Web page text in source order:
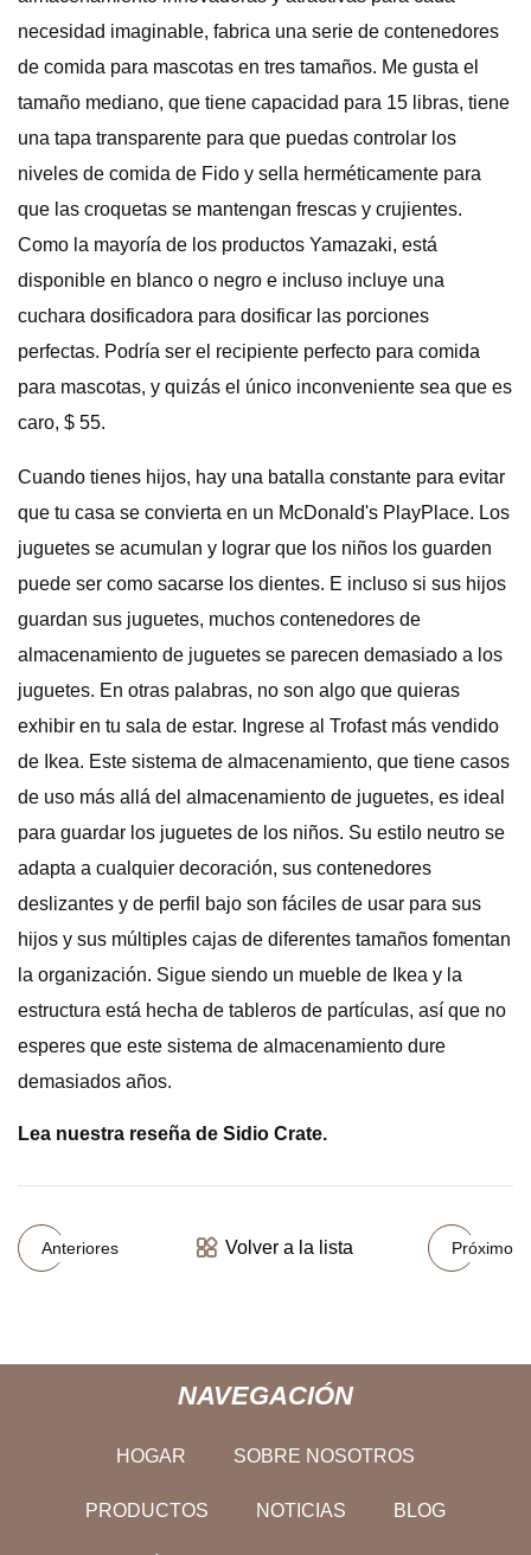
necesidad imaginable, fabrica una serie de contenedores
de comida para mascotas en tres tamaños. Me gusta el
tamaño mediano, que tiene capacidad para 15 libras, tiene
una tapa transparente para que puedas controlar los
niveles de comida de Fido y sella herméticamente para
que las croquetas se mantengan frescas y crujientes.
Como la mayoría de los productos Yamazaki, está
disponible en blanco o negro e incluso incluye una
cuchara dosificadora para dosificar las porciones
perfectas. Podría ser el recipiente perfecto para comida
para mascotas, y quizás el único inconveniente sea que es
caro, $ 55.
Cuando tienes hijos, hay una batalla constante para evitar
que tu casa se convierta en un McDonald's PlayPlace. Los
juguetes se acumulan y lograr que los niños los guarden
puede ser como sacarse los dientes. E incluso si sus hijos
guardan sus juguetes, muchos contenedores de
almacenamiento de juguetes se parecen demasiado a los
juguetes. En otras palabras, no son algo que quieras
exhibir en tu sala de estar. Ingrese al Trofast más vendido
de Ikea. Este sistema de almacenamiento, que tiene casos
de uso más allá del almacenamiento de juguetes, es ideal
para guardar los juguetes de los niños. Su estilo neutro se
adapta a cualquier decoración, sus contenedores
deslizantes y de perfil bajo son fáciles de usar para sus
hijos y sus múltiples cajas de diferentes tamaños fomentan
la organización. Sigue siendo un mueble de Ikea y la
estructura está hecha de tableros de partículas, así que no
esperes que este sistema de almacenamiento dure
demasiados años.
Lea nuestra reseña de Sidio Crate.
Anteriores Volver a la lista Próximo
NAVEGACIÓN
HOGAR SOBRE NOSOTROS
PRODUCTOS NOTICIAS BLOG